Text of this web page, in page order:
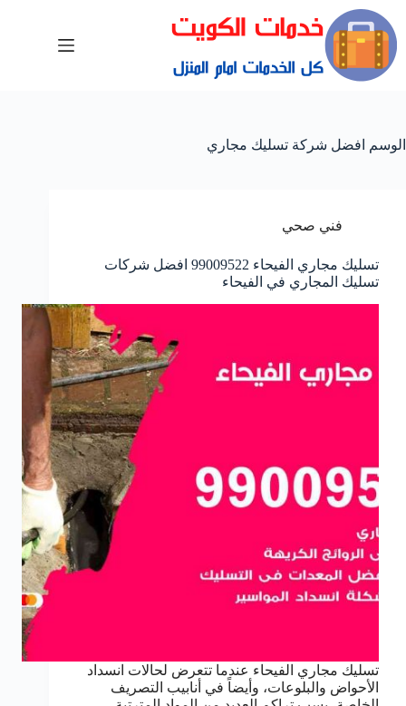
الوسم افضل شركة تسليك مجاري
فني صحي
تسليك مجاري الفيحاء 99009522 افضل شركات
تسليك المجاري في الفيحاء
تسليك مجاري الفيحاء عندما تتعرض لحالات انسداد
الأحواض والبلوعات، وأيضاً في أنابيب التصريف